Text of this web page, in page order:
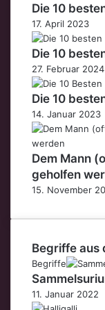
Die 10
17. April 2023
Die 10
27. Februar 2024
Die 10
14. Januar 2023
Dem Mann
geholfen
15. November
Begriffe aus
Begriffe
11. Januar 2022